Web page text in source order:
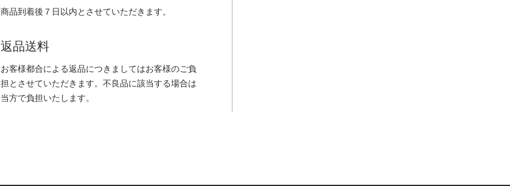
商品到着後７日以内とさせていただきます。
返品送料
お客様都合による返品につきましてはお客様のご負
担とさせていただきます。不良品に該当する場合は
当方で負担いたします。